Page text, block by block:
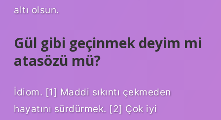
altı olsun.
Gül gibi geçinmek deyim mi
atasözü mü?
İdiom. [1] Maddi sıkıntı çekmeden
hayatını sürdürmek. [2] Çok iyi